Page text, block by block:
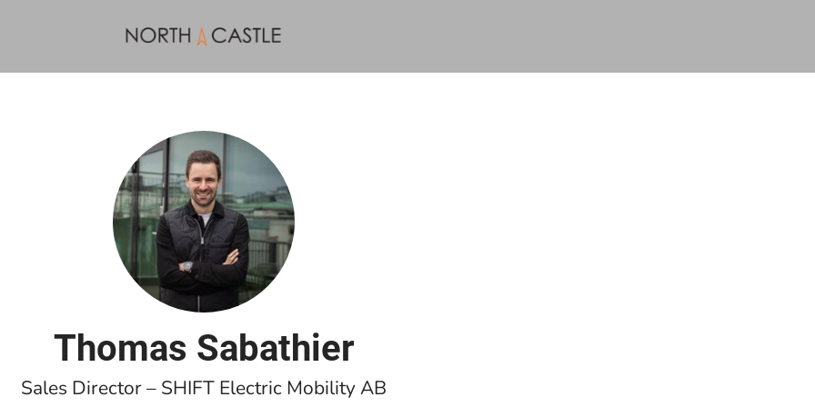
Thomas Sabathier
Sales Director – SHIFT Electric Mobility AB